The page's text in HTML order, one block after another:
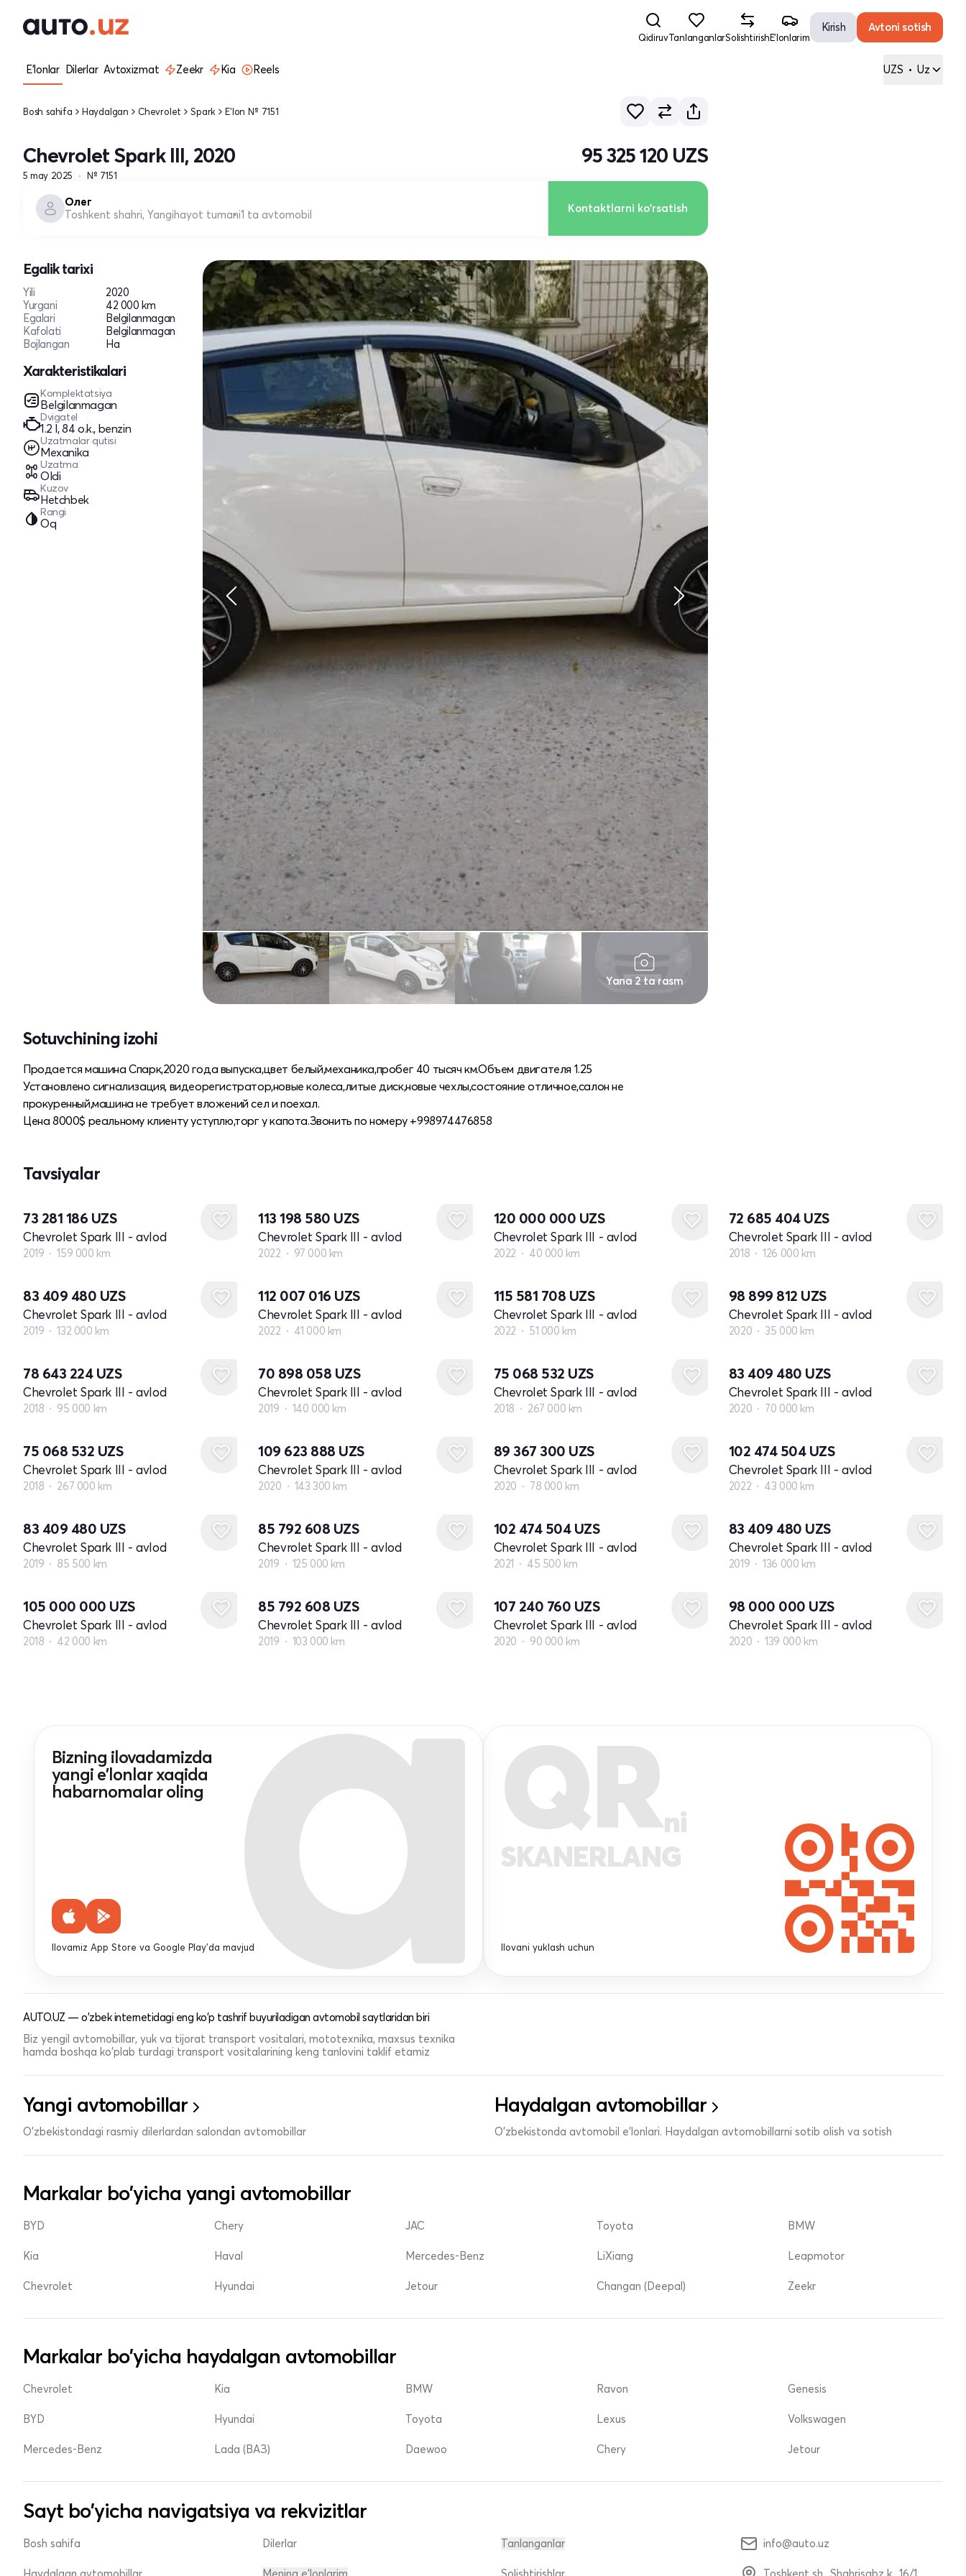
QidiruvTanlanganlarSolishtirishE'lonlarim
Kirish Avtoni sotish
E'lonlar Dilerlar Avtoxizmat Zeekr Kia Reels UZS • Uz
Bosh sahifa Haydalgan Chevrolet Spark E'lon № 7151
Chevrolet Spark III, 2020
5 may 2025 № 7151
95 325 120 UZS
Олег
Toshkent shahri, Yangihayot tumani1 ta avtomobil Kontaktlarni ko'rsatish
Egalik tarixi
Yili
2020
Yurgani
42 000 km
Egalari
Belgilanmagan
Kafolati
Belgilanmagan
Bojlangan
Ha
Xarakteristikalari
Komplektatsiya
Belgilanmagan
Dvigatel
1.2 l, 84 o.k., benzin
Uzatmalar qutisi
Mexanika
Uzatma
Oldi
Kuzov
Hetchbek
Rangi
Oq
Yana 2 ta rasm
Sotuvchining izohi
Продается машина Спарк,2020 года выпуска,цвет белый,механика,пробег 40 тысяч км.Объем двигателя 1.25
Установлено сигнализация, видеорегистратор,новые колеса,литые диск,новые чехлы,состояние отличное,салон не
прокуренный,машина не требует вложений сел и поехал.
Цена 8000$ реальному клиенту уступлю,торг у капота.Звонить по номеру +998974476858
Tavsiyalar
73 281 186 UZS
Chevrolet Spark III - avlod
2019 159 000 km
113 198 580 UZS
Chevrolet Spark III - avlod
2022 97 000 km
120 000 000 UZS
Chevrolet Spark III - avlod
2022 40 000 km
72 685 404 UZS
Chevrolet Spark III - avlod
2018 126 000 km
83 409 480 UZS
Chevrolet Spark III - avlod
2019 132 000 km
112 007 016 UZS
Chevrolet Spark III - avlod
2022 41 000 km
115 581 708 UZS
Chevrolet Spark III - avlod
2022 51 000 km
98 899 812 UZS
Chevrolet Spark III - avlod
2020 35 000 km
78 643 224 UZS
Chevrolet Spark III - avlod
2018 95 000 km
70 898 058 UZS
Chevrolet Spark III - avlod
2019 140 000 km
75 068 532 UZS
Chevrolet Spark III - avlod
2018 267 000 km
83 409 480 UZS
Chevrolet Spark III - avlod
2020 70 000 km
75 068 532 UZS
Chevrolet Spark III - avlod
2018 267 000 km
109 623 888 UZS
Chevrolet Spark III - avlod
2020 143 300 km
89 367 300 UZS
Chevrolet Spark III - avlod
2020 78 000 km
102 474 504 UZS
Chevrolet Spark III - avlod
2022 43 000 km
83 409 480 UZS
Chevrolet Spark III - avlod
2019 85 500 km
85 792 608 UZS
Chevrolet Spark III - avlod
2019 125 000 km
102 474 504 UZS
Chevrolet Spark III - avlod
2021 45 500 km
83 409 480 UZS
Chevrolet Spark III - avlod
2019 136 000 km
105 000 000 UZS
Chevrolet Spark III - avlod
2018 42 000 km
85 792 608 UZS
Chevrolet Spark III - avlod
2019 103 000 km
107 240 760 UZS
Chevrolet Spark III - avlod
2020 90 000 km
98 000 000 UZS
Chevrolet Spark III - avlod
2020 139 000 km
Bizning ilovadamizda
yangi e'lonlar xaqida
habarnomalar oling
Ilovamiz App Store va Google Play'da mavjud
QRni
SKANERLANG
Ilovani yuklash uchun
AUTO.UZ — o'zbek internetidagi eng ko'p tashrif buyuriladigan avtomobil saytlaridan biri
Biz yengil avtomobillar, yuk va tijorat transport vositalari, mototexnika, maxsus texnika
hamda boshqa ko'plab turdagi transport vositalarining keng tanlovini taklif etamiz
Yangi avtomobillar
O'zbekistondagi rasmiy dilerlardan salondan avtomobillar
Haydalgan avtomobillar
O'zbekistonda avtomobil e’lonlari. Haydalgan avtomobillarni sotib olish va sotish
Markalar bo'yicha yangi avtomobillar
BYD
Kia
Chevrolet
Chery
Haval
Hyundai
JAC
Mercedes-Benz
Jetour
Toyota
LiXiang
Changan (Deepal)
BMW
Leapmotor
Zeekr
Markalar bo'yicha haydalgan avtomobillar
Chevrolet
BYD
Mercedes-Benz
Kia
Hyundai
Lada (ВАЗ)
BMW
Toyota
Daewoo
Ravon
Lexus
Chery
Genesis
Volkswagen
Jetour
Sayt bo'yicha navigatsiya va rekvizitlar
Bosh sahifa Dilerlar Tanlanganlar info@auto.uz